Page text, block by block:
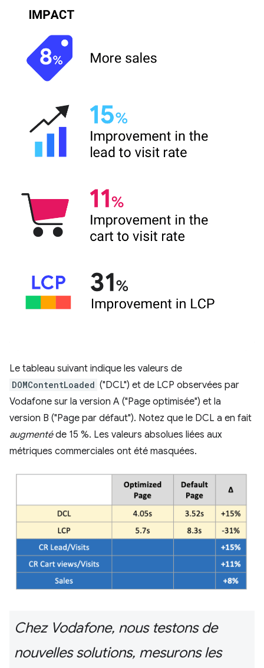
Le tableau suivant indique les valeurs de
DOMContentLoaded ("DCL") et de LCP observées par
Vodafone sur la version A ("Page optimisée") et la
version B ("Page par défaut"). Notez que le DCL a en fait
augmentéde 15 %. Les valeurs absolues liées aux
métriques commerciales ont été masquées.
Chez Vodafone, nous testons de
nouvelles solutions, mesurons les